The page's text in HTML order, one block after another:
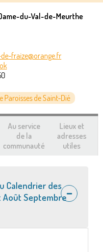
du-Val-de-Meurthe
fraize@orange.fr
Paroisses de Saint-Dié
Au service
de la
communauté
Lieux et
adresses
utiles
Calendrier des
Août Septembre